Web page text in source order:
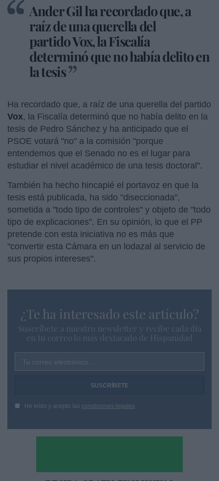
Ander Gil ha recordado que, a
raíz de una querella del
partido Vox, la Fiscalía
determinó que no había delito en
la tesis
Ha recordado que, a raíz de una querella del partido
Vox, la Fiscalía determinó que no había delito en la
tesis de Pedro Sánchez y ha anticipado que el
PSOE votará "no" a la comisión "porque
entendemos que el Senado no es el lugar para
estudiar el nivel académico de una tesis doctoral".
También ha hecho hincapié el portavoz en que la
tesis está publicada, ha sido "diseccionada",
sometida a "todo tipo de controles" y objeto de "todo
tipo de explicaciones". En su opinión, lo que el PP
pretende con esta iniciativa no es más que
"convertir esta Cámara en un lodazal al servicio de
sus propios intereses".
¿Te ha interesado este artículo?
Suscríbete a nuestro newsletter y recibe cada dia
en tu correo lo más destacado de Hispanidad
Tu correo electrónico...
He leído y acepto las condiciones legales